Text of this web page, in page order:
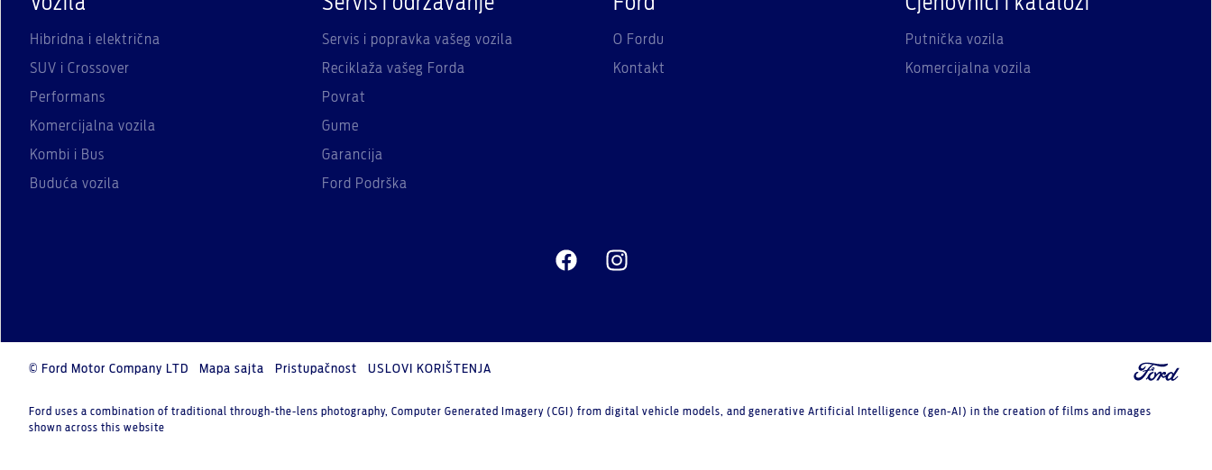
Hibridna i električna
SUV i Crossover
Performans
Komercijalna vozila
Kombi i Bus
Buduća vozila
Servis i popravka vašeg vozila
Reciklaža vašeg Forda
Povrat
Gume
Garancija
Ford Podrška
O Fordu
Kontakt
Putnička vozila
Komercijalna vozila
© Ford Motor Company LTD Mapa sajta Pristupačnost USLOVI KORIŠTENJA
Ford uses a combination of traditional through-the-lens photography, Computer Generated Imagery (CGI) from digital vehicle models, and generative Artificial Intelligence (gen-AI) in the creation of films and images
shown across this website